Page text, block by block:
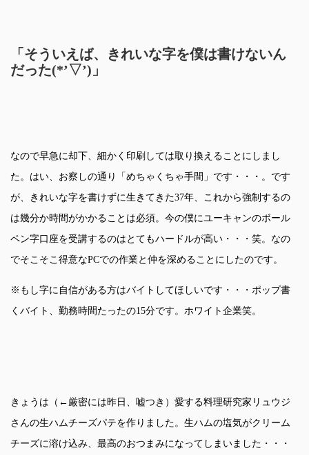
「そういえば、きれいな字を僕は書けないん
だった(*’▽’)」
なので早急に却下、細かく印刷しては取り換えることにしまし
た。はい、お察しの通り「めちゃくちゃ手間」です・・・。です
が、きれいな字を書けずに生きてきた37年、これから強制するの
は幾分か時間がかかることは必須。今の僕にユーキャンのボール
ペン字口座を受講するのはとてもハードルが高い・・・笑。なの
でそこそこ得意なPCでの作業と仲を深めることにしたのです。
※もし字に自信がある方はバイトしてほしいです・・・ポップ書
くバイト、勤務時間たったの15分です。ホワイト企業笑。
きょうは（←厳密には昨日、嘘つき）愛する料理研究家リュウジ
さんの生ハムチーズパテを作りました。生ハムの塩気がクリーム
チーズに溶け込み、最高のおつまみになってしまいました・・・